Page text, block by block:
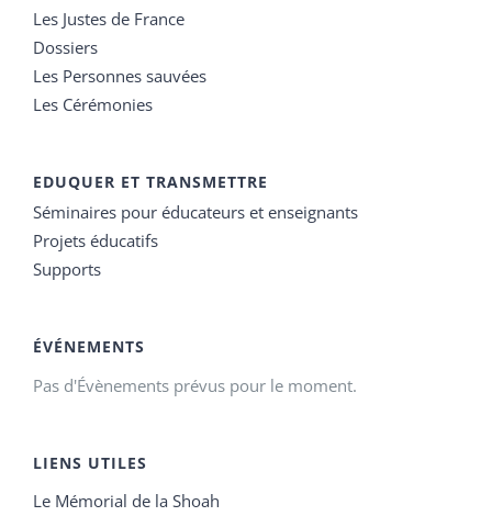
Les Justes de France
Dossiers
Les Personnes sauvées
Les Cérémonies
EDUQUER ET TRANSMETTRE
Séminaires pour éducateurs et enseignants
Projets éducatifs
Supports
ÉVÉNEMENTS
Pas d'Évènements prévus pour le moment.
LIENS UTILES
Le Mémorial de la Shoah